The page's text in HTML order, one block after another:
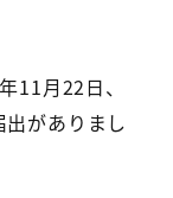
11月22日、
がありまし